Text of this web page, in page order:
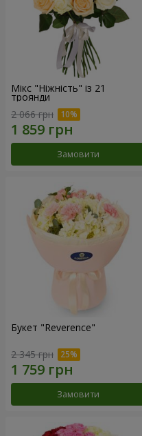
Мікс "Ніжність" із 21
троянди
2 066 грн
Замовити
Букет "Reverence"
2 345 грн
Замовити